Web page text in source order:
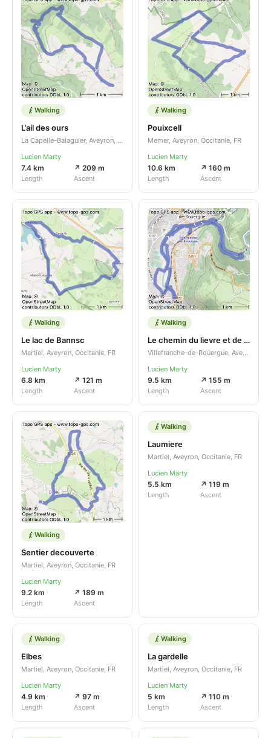
Walking
L’ail des ours
La Capelle-Balaguier, Aveyron, Occitanie, FR
Lucien Marty
7.4 km
Length
↗ 209 m
Ascent
Walking
Pouixcell
Memer, Aveyron, Occitanie, FR
Lucien Marty
10.6 km
Length
↗ 160 m
Ascent
Walking
Le lac de Bannsc
Martiel, Aveyron, Occitanie, FR
Lucien Marty
6.8 km
Length
↗ 121 m
Ascent
Walking
Le chemin du lievre et de la tortue
Villefranche-de-Rouergue, Aveyron, Occitanie, FR
Lucien Marty
9.5 km
Length
↗ 155 m
Ascent
Walking
Sentier decouverte
Martiel, Aveyron, Occitanie, FR
Lucien Marty
9.2 km
Length
↗ 189 m
Ascent
Walking
Laumiere
Martiel, Aveyron, Occitanie, FR
Lucien Marty
5.5 km
Length
↗ 119 m
Ascent
Walking
Elbes
Martiel, Aveyron, Occitanie, FR
Lucien Marty
4.9 km
Length
↗ 97 m
Ascent
Walking
La gardelle
Martiel, Aveyron, Occitanie, FR
Lucien Marty
5 km
Length
↗ 110 m
Ascent